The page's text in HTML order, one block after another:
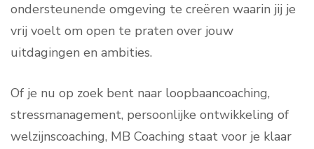
ondersteunende omgeving te creëren waarin jij je
vrij voelt om open te praten over jouw
uitdagingen en ambities.
Of je nu op zoek bent naar loopbaancoaching,
stressmanagement, persoonlijke ontwikkeling of
welzijnscoaching, MB Coaching staat voor je klaar